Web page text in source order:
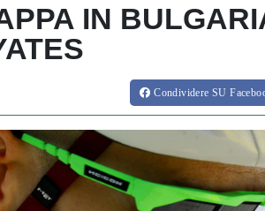
IN
Condividere SU